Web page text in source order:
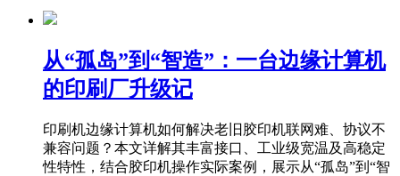
从“孤岛”到“智造”：一台边缘计算机
的印刷厂升级记
印刷机边缘计算机如何解决老旧胶印机联网难、协议不
兼容问题？本文详解其丰富接口、工业级宽温及高稳定
性特性，结合胶印机操作实际案例，展示从“孤岛”到“智